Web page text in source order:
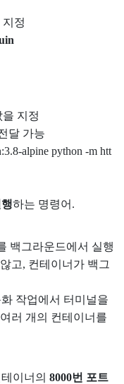
정
지정
달 가능
alpine python -m htt
하는 명령어.
백그라운드에서 실행
고, 컨테이너가 백그
작업에서 터미널을
러 개의 컨테이너를
이너의 8000번 포트